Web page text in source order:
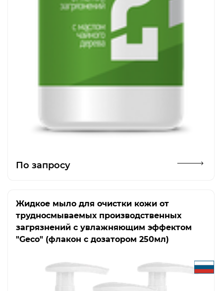
По запросу
Жидкое мыло для очистки кожи от
трудносмываемых производственных
загрязнений с увлажняющим эффектом
"Geco" (флакон с дозатором 250мл)